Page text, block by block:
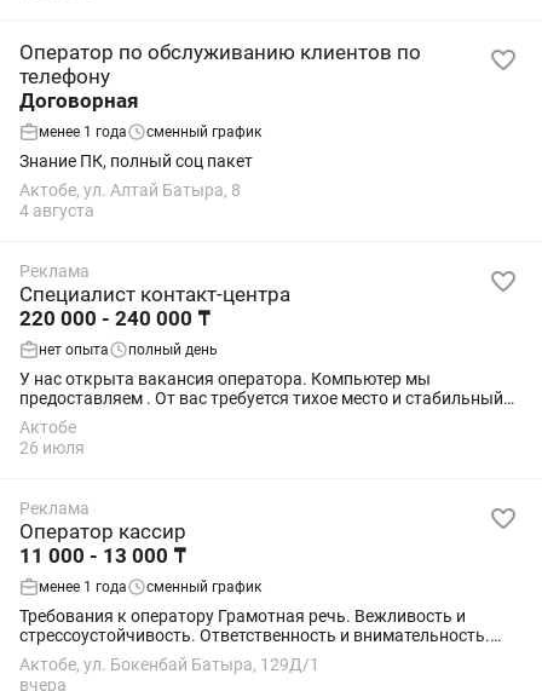
Оператор по обслуживанию клиентов по
телефону
Договорная
менее 1 года сменный график
Знание ПК, полный соц пакет
Актобе, ул. Алтай Батыра, 8
4 августа
Реклама
Специалист контакт-центра
220 000 - 240 000 ₸
нет опыта полный день
У нас открыта вакансия оператора. Компьютер мы
предоставляем . От вас требуется тихое место и стабильный
кабельный интернет.
Актобе
26 июля
Реклама
Оператор кассир
11 000 - 13 000 ₸
менее 1 года сменный график
Требования к оператору Грамотная речь. Вежливость и
стрессоустойчивость. Ответственность и внимательность.
Уверенное владение ПК. Умение работать в режиме
многозадачности. Знание меню и...
Актобе, ул. Бокенбай Батыра, 129Д/1
вчера